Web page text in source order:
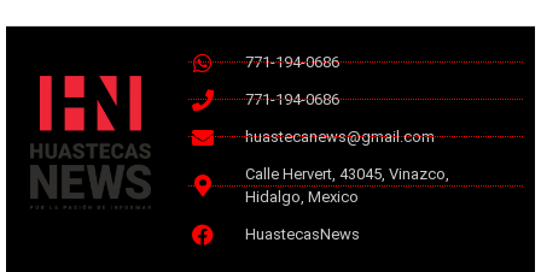
771-194-0686
771-194-0686
huastecanews@gmail.com
Calle Hervert, 43045, Vinazco,
Hidalgo, Mexico
HuastecasNews